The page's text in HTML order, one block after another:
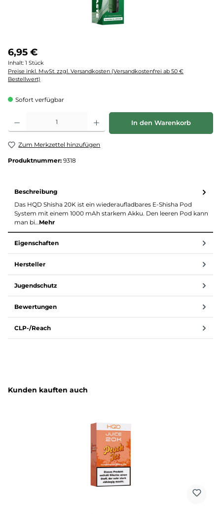
6,95 €
Inhalt: 1 Stück
Preise inkl. MwSt. zzgl. Versandkosten (Versandkostenfrei ab 50 €
Bestellwert)
Sofort verfügbar
Produkt Anzahl: Gib den gewünschten Wert ein oder benutze die Schaltflächen
In den Warenkorb
Zum Merkzettel hinzufügen
Produktnummer: 9318
Beschreibung
Das HQD Shisha 20K ist ein wiederaufladbares E-Shisha Pod
System mit einem 1000 mAh starkem Akku. Den leeren Pod kann
man bi…Mehr
Eigenschaften
Hersteller
Jugendschutz
Bewertungen
CLP-/Reach
Produktgalerie überspringen
Kunden kauften auch